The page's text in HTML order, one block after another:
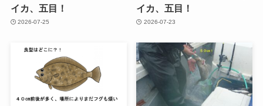
イカ、五目！
2026-07-25
イカ、五目！
2026-07-23